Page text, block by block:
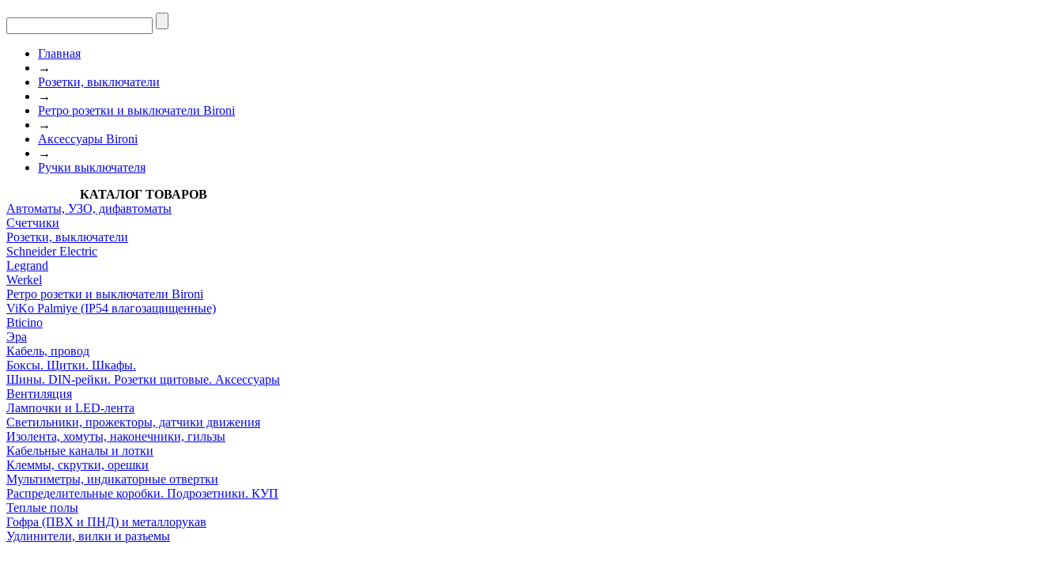
Главная
→
Розетки, выключатели
→
Ретро розетки и выключатели Bironi
→
Аксессуары Bironi
→
Ручки выключателя
КАТАЛОГ ТОВАРОВ
Автоматы, УЗО, дифавтоматы
Счетчики
Розетки, выключатели
Schneider Electric
Legrand
Werkel
Ретро розетки и выключатели Bironi
ViKo Palmiye (IP54 влагозащищенные)
Bticino
Эра
Кабель, провод
Боксы. Щитки. Шкафы.
Шины. DIN-рейки. Розетки щитовые. Аксессуары
Вентиляция
Лампочки и LED-лента
Светильники, прожекторы, датчики движения
Изолента, хомуты, наконечники, гильзы
Кабельные каналы и лотки
Клеммы, скрутки, орешки
Мультиметры, индикаторные отвертки
Распределительные коробки. Подрозетники. КУП
Теплые полы
Гофра (ПВХ и ПНД) и металлорукав
Удлинители, вилки и разъемы